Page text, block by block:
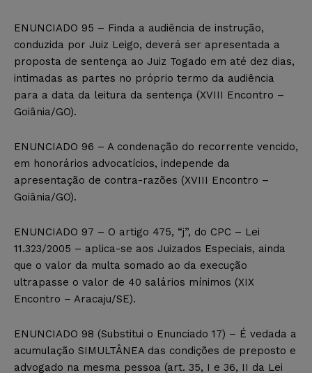
ENUNCIADO 95 – Finda a audiência de instrução,
conduzida por Juiz Leigo, deverá ser apresentada a
proposta de sentença ao Juiz Togado em até dez dias,
intimadas as partes no próprio termo da audiência
para a data da leitura da sentença (XVIII Encontro –
Goiânia/GO).
ENUNCIADO 96 – A condenação do recorrente vencido,
em honorários advocatícios, independe da
apresentação de contra-razões (XVIII Encontro –
Goiânia/GO).
ENUNCIADO 97 – O artigo 475, “j”, do CPC – Lei
11.323/2005 – aplica-se aos Juizados Especiais, ainda
que o valor da multa somado ao da execução
ultrapasse o valor de 40 salários mínimos (XIX
Encontro – Aracaju/SE).
ENUNCIADO 98 (Substitui o Enunciado 17) – É vedada a
acumulação SIMULTÂNEA das condições de preposto e
advogado na mesma pessoa (art. 35, I e 36, II da Lei